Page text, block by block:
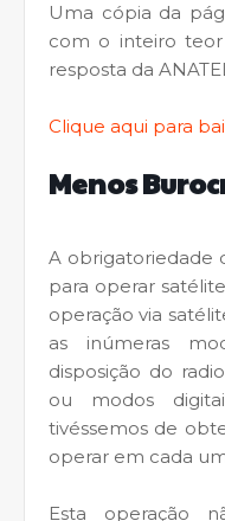
Uma cópia da
com o inteiro
resposta da
Clique aqui para
Menos
A obrigatoriedade
para operar
operação via
as inúmeras
disposição do
ou modos
tivéssemos de
operar em cada
Esta operação